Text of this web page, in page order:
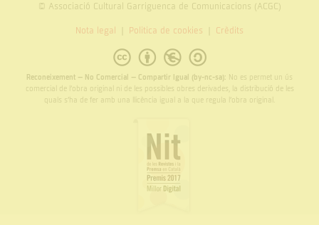
© Associació Cultural Garriguenca de Comunicacions (ACGC)
Nota legal Politica de cookies Crèdits
Reconeixement – No Comercial – Compartir Igual (by-nc-sa): No es permet un ús
comercial de l’obra original ni de les possibles obres derivades, la distribució de les
quals s’ha de fer amb una llicència igual a la que regula l’obra original.